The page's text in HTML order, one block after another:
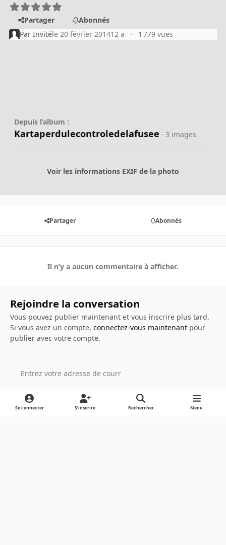
Partager
Abonnés
ParInvitéle 20 février 201412 a 1 779 vues
Depuis l’album :
Kartaperdulecontroledelafusee · 3 images
Voir les informations EXIF de la photo
Partager Abonnés
Il n’y a aucun commentaire à afficher.
Rejoindre la conversation
Vous pouvez publier maintenant et vous inscrire plus tard.
Si vous avez un compte, connectez-vous maintenantpour
publier avec votre compte.
Ajouter un commentaire…
Se connecter S’inscrire Rechercher Menu